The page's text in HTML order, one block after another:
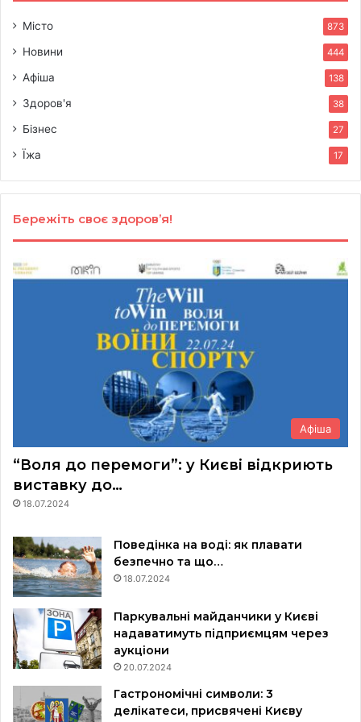
Місто 873
Новини 444
Афіша 138
Здоров'я 38
Бізнес 27
Їжа 17
Бережіть своє здоров’я!
Афіша
“Воля до перемоги”: у Києві відкриють
виставку до…
18.07.2024
Поведінка на воді: як плавати
безпечно та що…
18.07.2024
Паркувальні майданчики у Києві
надаватимуть підприємцям через
аукціони
20.07.2024
Гастрономічні символи: 3
делікатеси, присвячені Києву